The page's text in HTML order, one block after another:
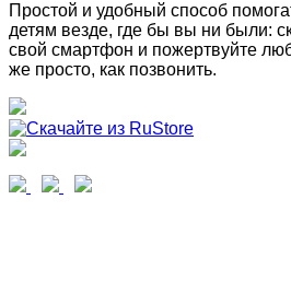
Простой и удобный способ
детям везде, где бы вы ни были:
свой смартфон и пожертвуйте
же просто, как позвонить.